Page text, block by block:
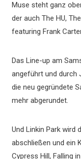
Muse steht ganz
der auch The HU,
featuring Frank
Das Line-up am
angeführt und durch
die neu gegründete
mehr abgerundet.
Und Linkin Park wird
abschließen und ein
Cypress Hill, Falling